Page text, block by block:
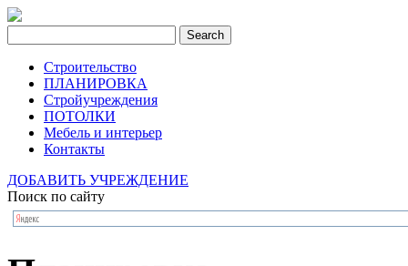
Строительство
ПЛАНИРОВКА
Стройучреждения
ПОТОЛКИ
Мебель и интерьер
Контакты
ДОБАВИТЬ УЧРЕЖДЕНИЕ
Поиск по сайту